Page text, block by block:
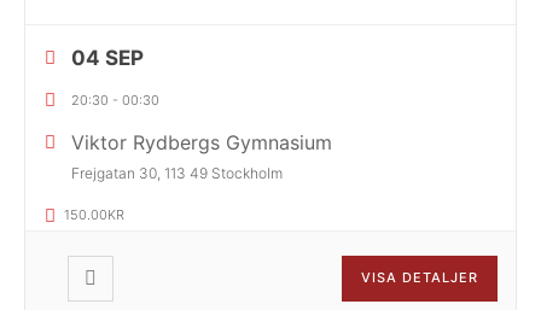
04 SEP
20:30 - 00:30
Viktor Rydbergs Gymnasium
Frejgatan 30, 113 49 Stockholm
150.00KR
VISA DETALJER